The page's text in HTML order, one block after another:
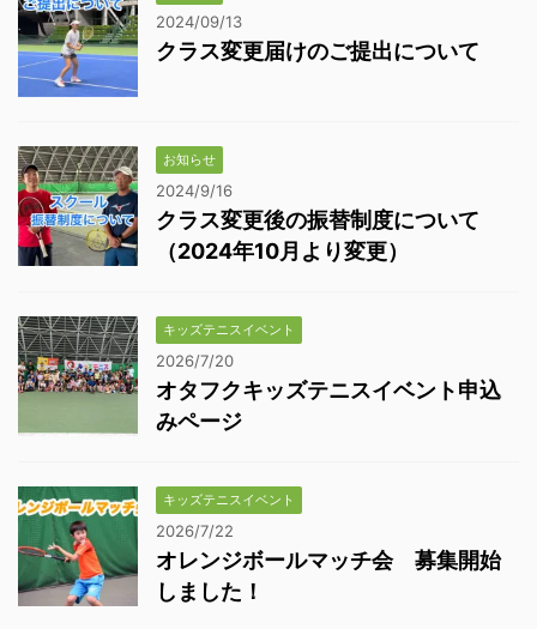
2024/09/13
クラス変更届けのご提出について
お知らせ
2024/9/16
クラス変更後の振替制度について
（2024年10月より変更）
キッズテニスイベント
2026/7/20
オタフクキッズテニスイベント申込
みページ
キッズテニスイベント
2026/7/22
オレンジボールマッチ会 募集開始
しました！